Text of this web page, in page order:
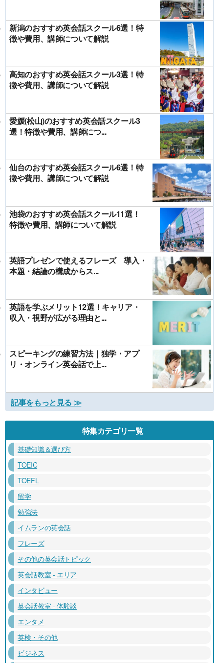
新潟のおすすめ英会話スクール6選！特
徴や費用、講師について解説
高知のおすすめ英会話スクール3選！特
徴や費用、講師について解説
愛媛(松山)のおすすめ英会話スクール3
選！特徴や費用、講師につ...
仙台のおすすめ英会話スクール6選！特
徴や費用、講師について解説
池袋のおすすめ英会話スクール11選！
特徴や費用、講師について解説
英語プレゼンで使えるフレーズ 導入・
本題・結論の構成からス...
英語を学ぶメリット12選！キャリア・
収入・視野が広がる理由と...
スピーキングの練習方法｜独学・アプ
リ・オンライン英会話で上...
記事をもっと見る ≫
特集カテゴリ一覧
基礎知識＆選び方
TOEIC
TOEFL
留学
勉強法
イムランの英会話
フレーズ
その他の英会話トピック
英会話教室 - エリア
インタビュー
英会話教室 - 体験談
エンタメ
英検・その他
ビジネス